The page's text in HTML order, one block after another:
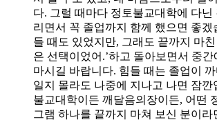
다. 그럴 때마다 정토불교대학에 다닌
리면서 꼭 졸업까지 함께 했으면 좋겠
들 때도 있었지만, 그래도 끝까지 마
은 선택이었어.’하고 돌아보면서 중간
마시길 바랍니다. 힘들 때는 졸업이
일지 몰라도 나중에 지나고 나면 잠깐
불교대학이든 깨달음의장이든, 어떤
그램 하나를 끝까지 마쳐 보신 분이라